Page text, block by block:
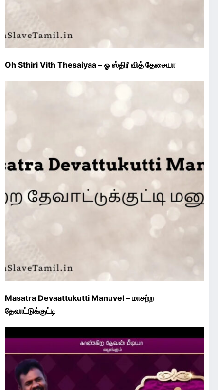
Oh Sthiri Vith Thesaiyaa – ஓ ஸ்திரீ வித் தேசையா
Masatra Devaattukutti Manuvel – மாசற்ற
தேவாட்டுக்குட்டி